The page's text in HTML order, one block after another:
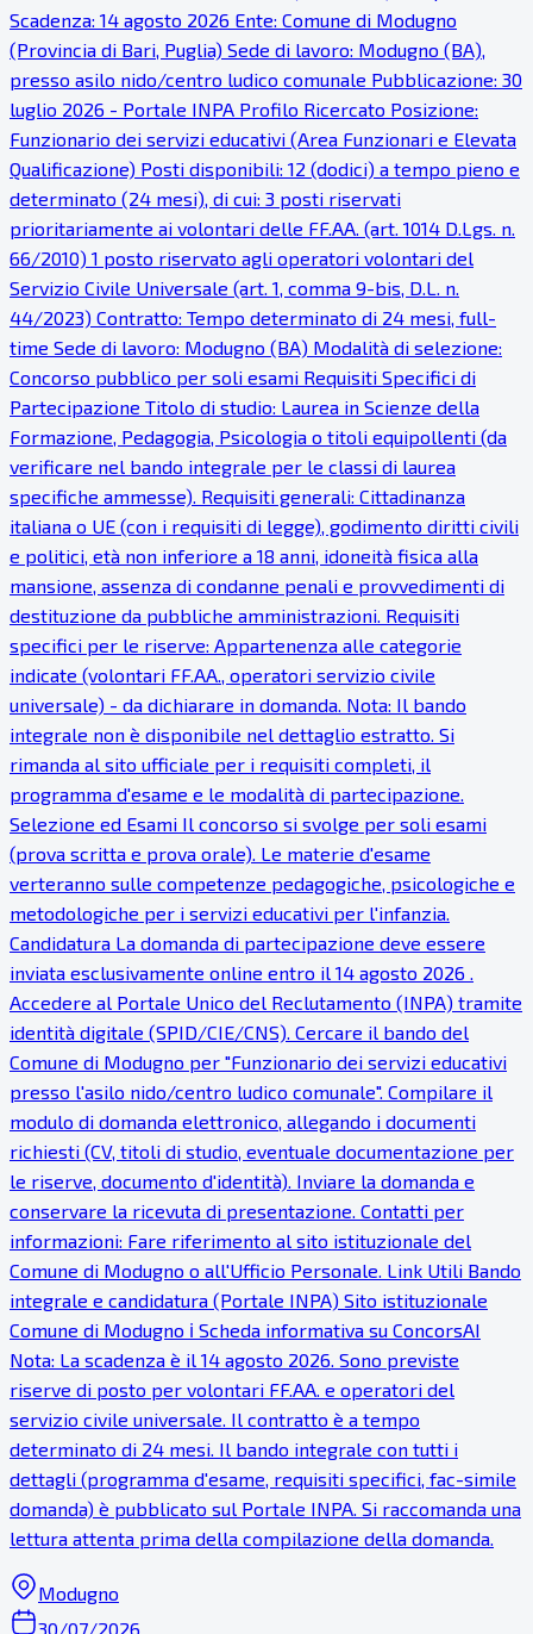
Scadenza: 14 agosto 2026 Ente: Comune di Modugno
(Provincia di Bari, Puglia) Sede di lavoro: Modugno (BA),
presso asilo nido/centro ludico comunale Pubblicazione: 30
luglio 2026 - Portale INPA Profilo Ricercato Posizione:
Funzionario dei servizi educativi (Area Funzionari e Elevata
Qualificazione) Posti disponibili: 12 (dodici) a tempo pieno e
determinato (24 mesi), di cui: 3 posti riservati
prioritariamente ai volontari delle FF.AA. (art. 1014 D.Lgs. n.
66/2010) 1 posto riservato agli operatori volontari del
Servizio Civile Universale (art. 1, comma 9-bis, D.L. n.
44/2023) Contratto: Tempo determinato di 24 mesi, full-
time Sede di lavoro: Modugno (BA) Modalità di selezione:
Concorso pubblico per soli esami Requisiti Specifici di
Partecipazione Titolo di studio: Laurea in Scienze della
Formazione, Pedagogia, Psicologia o titoli equipollenti (da
verificare nel bando integrale per le classi di laurea
specifiche ammesse). Requisiti generali: Cittadinanza
italiana o UE (con i requisiti di legge), godimento diritti civili
e politici, età non inferiore a 18 anni, idoneità fisica alla
mansione, assenza di condanne penali e provvedimenti di
destituzione da pubbliche amministrazioni. Requisiti
specifici per le riserve: Appartenenza alle categorie
indicate (volontari FF.AA., operatori servizio civile
universale) - da dichiarare in domanda. Nota: Il bando
integrale non è disponibile nel dettaglio estratto. Si
rimanda al sito ufficiale per i requisiti completi, il
programma d'esame e le modalità di partecipazione.
Selezione ed Esami Il concorso si svolge per soli esami
(prova scritta e prova orale). Le materie d'esame
verteranno sulle competenze pedagogiche, psicologiche e
metodologiche per i servizi educativi per l'infanzia.
Candidatura La domanda di partecipazione deve essere
inviata esclusivamente online entro il 14 agosto 2026 .
Accedere al Portale Unico del Reclutamento (INPA) tramite
identità digitale (SPID/CIE/CNS). Cercare il bando del
Comune di Modugno per "Funzionario dei servizi educativi
presso l'asilo nido/centro ludico comunale". Compilare il
modulo di domanda elettronico, allegando i documenti
richiesti (CV, titoli di studio, eventuale documentazione per
le riserve, documento d'identità). Inviare la domanda e
conservare la ricevuta di presentazione. Contatti per
informazioni: Fare riferimento al sito istituzionale del
Comune di Modugno o all'Ufficio Personale. Link Utili Bando
integrale e candidatura (Portale INPA) Sito istituzionale
Comune di Modugno ℹ Scheda informativa su ConcorsAI
Nota: La scadenza è il 14 agosto 2026. Sono previste
riserve di posto per volontari FF.AA. e operatori del
servizio civile universale. Il contratto è a tempo
determinato di 24 mesi. Il bando integrale con tutti i
dettagli (programma d'esame, requisiti specifici, fac-simile
domanda) è pubblicato sul Portale INPA. Si raccomanda una
lettura attenta prima della compilazione della domanda.
Modugno
30/07/2026